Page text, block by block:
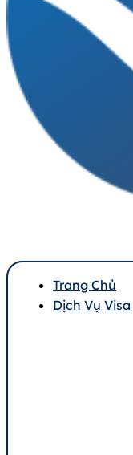
Trang Chủ
Dịch Vụ Visa